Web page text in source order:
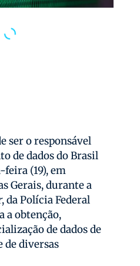
ser o responsável
de dados do Brasil
(19), em
Gerais, durante a
, da Polícia Federal
a obtenção,
de dados de
diversas